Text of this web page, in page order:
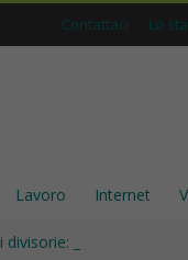
Contattaci Lo
Lavoro Internet
perché sono